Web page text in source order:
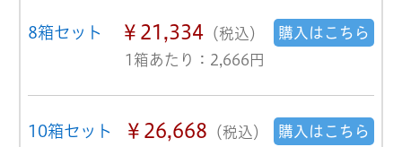
8箱セット ￥21,334（税込）
1箱あたり：2,666円
購入はこちら
10箱セット ￥26,668 （税込）
購入はこちら